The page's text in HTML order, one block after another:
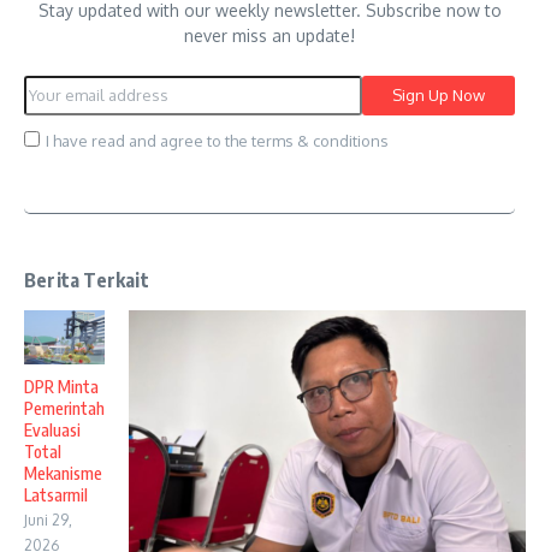
Stay updated with our weekly newsletter. Subscribe now to
never miss an update!
I have read and agree to the terms & conditions
Berita Terkait
DPR Minta
Pemerintah
Evaluasi
Total
Mekanisme
Latsarmil
Juni 29,
2026